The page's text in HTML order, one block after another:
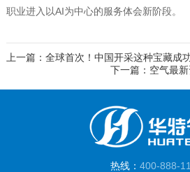
职业进入以AI为中心的服务体会新阶段。
上一篇：全球首次！中国开采这种宝藏成
下一篇：空气最
热线： 400-888-